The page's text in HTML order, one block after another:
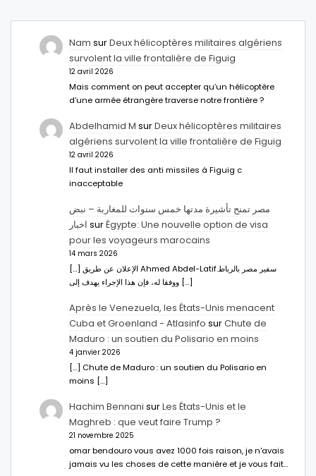
Nam surDeux hélicoptères militaires algériens
survolent la ville frontalière de Figuig
12 avril 2026
Mais comment on peut accepter qu’un hélicoptère
d’une armée étrangère traverse notre frontière ?
Abdelhamid M surDeux hélicoptères militaires
algériens survolent la ville frontalière de Figuig
12 avril 2026
Il faut installer des anti missiles à Figuig c
inacceptable
مصر تمنح تأشيرة مدتها خمس سنوات للمغاربة – نبض
اخبار surÉgypte: Une nouvelle option de visa
pour les voyageurs marocains
14 mars 2026
[…] الإعلان عن طريق Ahmed Abdel-Latifسفير مصر بالرباط.
ووفقا له، فإن هذا الإجراء يهدف إلى […]
Après le Venezuela, les États-Unis menacent
Cuba et Groenland - Atlasinfo surChute de
Maduro : un soutien du Polisario en moins
4 janvier 2026
[…] Chute de Maduro : un soutien du Polisario en
moins […]
Hachim Bennani surLes États-Unis et le
Maghreb : que veut faire Trump ?
21 novembre 2025
omar bendouro vous avez 1000 fois raison, je n'avais
jamais vu les choses de cette manière et je vous fait…